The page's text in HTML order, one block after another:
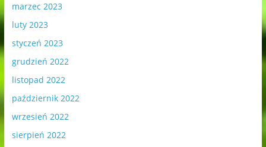
marzec 2023
luty 2023
styczeń 2023
grudzień 2022
listopad 2022
październik 2022
wrzesień 2022
sierpień 2022